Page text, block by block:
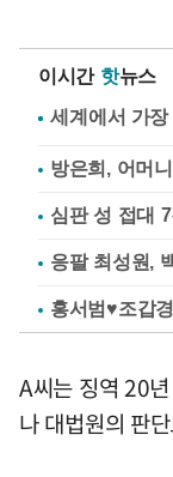
이시간 핫뉴스
방은희, 어머
심판 성 접대
응팔 최성원,
홍서범♥조갑
A씨는 징역 20
나 대법원의 판